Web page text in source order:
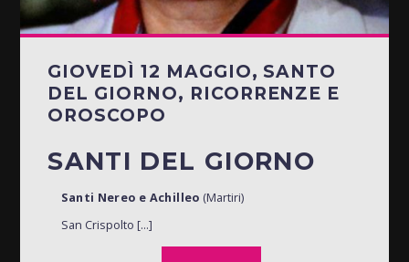
GIOVEDÌ 12 MAGGIO, SANTO
DEL GIORNO, RICORRENZE E
OROSCOPO
SANTI DEL GIORNO
Santi Nereo e Achilleo (Martiri)
San Crispolto [...]